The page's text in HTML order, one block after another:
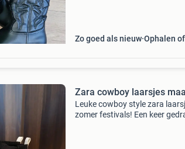
Zo goed als nieuw Ophalen
Zara cowboy laarsjes
Leuke cowboy style zara
zomer festivals! Een keer